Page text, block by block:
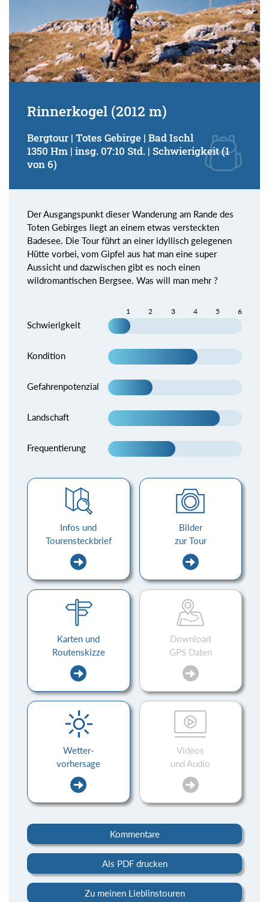
Rinnerkogel (2012 m)
Bergtour | Totes Gebirge | Bad Ischl
1350 Hm | insg. 07:10 Std. | Schwierigkeit (1
von 6)
Der Ausgangspunkt dieser Wanderung am Rande des
Toten Gebirges liegt an einem etwas versteckten
Badesee. Die Tour führt an einer idyllisch gelegenen
Hütte vorbei, vom Gipfel aus hat man eine super
Aussicht und dazwischen gibt es noch einen
wildromantischen Bergsee. Was will man mehr ?
1 2 3 4 5 6
Schwierigkeit
Kondition
Gefahrenpotenzial
Landschaft
Frequentierung
Infos und
Tourensteckbrief
Bilder
zur Tour
Karten und
Routenskizze
Download
GPS Daten
Wetter-
vorhersage
Videos
und Audio
Kommentare
Als PDF drucken
Zu meinen Lieblinstouren